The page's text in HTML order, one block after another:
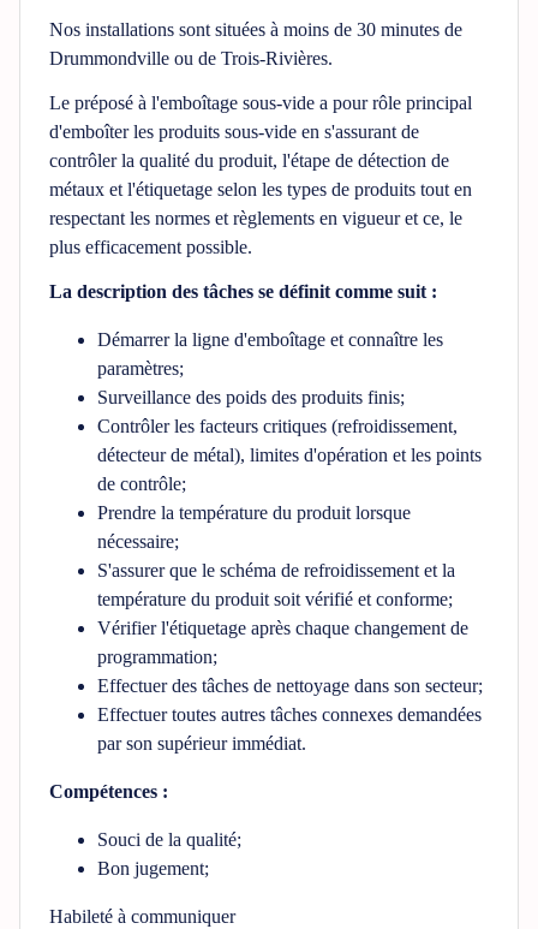
Nos installations sont situées à moins de 30 minutes de
Drummondville ou de Trois-Rivières.
Le préposé à l'emboîtage sous-vide a pour rôle principal
d'emboîter les produits sous-vide en s'assurant de
contrôler la qualité du produit, l'étape de détection de
métaux et l'étiquetage selon les types de produits tout en
respectant les normes et règlements en vigueur et ce, le
plus efficacement possible.
La description des tâches se définit comme suit :
Démarrer la ligne d'emboîtage et connaître les
paramètres;
Surveillance des poids des produits finis;
Contrôler les facteurs critiques (refroidissement,
détecteur de métal), limites d'opération et les points
de contrôle;
Prendre la température du produit lorsque
nécessaire;
S'assurer que le schéma de refroidissement et la
température du produit soit vérifié et conforme;
Vérifier l'étiquetage après chaque changement de
programmation;
Effectuer des tâches de nettoyage dans son secteur;
Effectuer toutes autres tâches connexes demandées
par son supérieur immédiat.
Compétences :
Souci de la qualité;
Bon jugement;
Habileté à communiquer